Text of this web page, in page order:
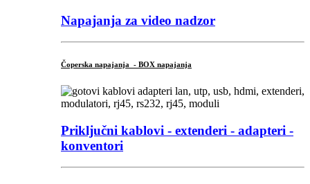
Napajanja za video nadzor
Čoperska napajanja - BOX napajanja
Priključni kablovi - extenderi - adapteri -
konventori